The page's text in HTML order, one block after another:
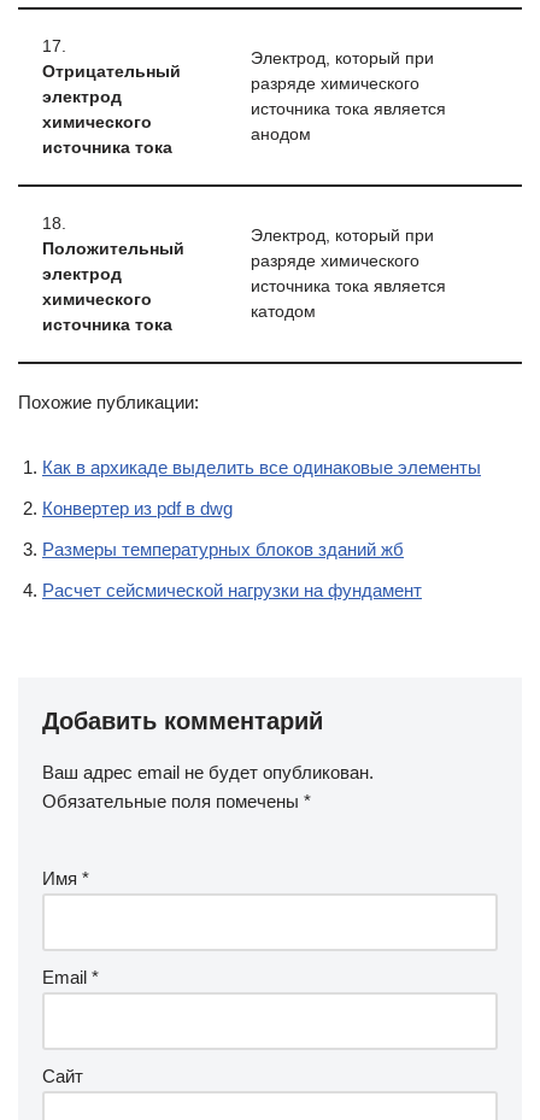
17.
Отрицательный
электрод
химического
источника тока
Электрод, который при
разряде химического
источника тока является
анодом
18.
Положительный
электрод
химического
источника тока
Электрод, который при
разряде химического
источника тока является
катодом
Похожие публикации:
Как в архикаде выделить все одинаковые элементы
Конвертер из pdf в dwg
Размеры температурных блоков зданий жб
Расчет сейсмической нагрузки на фундамент
Добавить комментарий
Ваш адрес email не будет опубликован.
Обязательные поля помечены *
Имя *
Email *
Сайт